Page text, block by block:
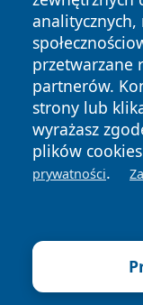
przetwarzane
partnerów.
strony lub
wyrażasz
plików
prywatności.
Copyright © 2026
zastrzeżone.
News Autorzy